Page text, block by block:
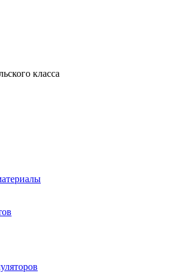
класса